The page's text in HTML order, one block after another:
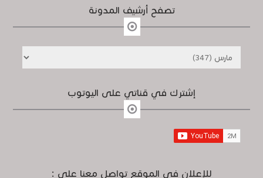
تصفح أرشيف المدونة
إشترك في قناتي على اليوتوب
للإعلان في الموقع تواصل معنا على :